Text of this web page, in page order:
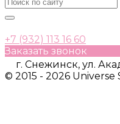
+7 (932) 113 16 60
Заказать звонок
г. Снежинск, ул.
© 2015 - 2026